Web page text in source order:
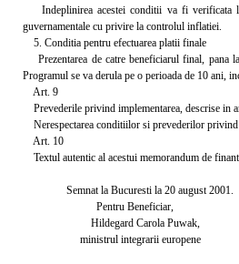
Indeplinirea acestei conditii va fi verificata
guvernamentale cu privire la controlul inflatiei.
5. Conditia pentru efectuarea platii finale
Prezentarea de catre beneficiarul final, pana
Programul se va derula pe o perioada de 10 ani,
Art. 9
Prevederile privind implementarea, descrise in
Nerespectarea conditiilor si prevederilor
Art. 10
Textul autentic al acestui memorandum de
Semnat la Bucuresti la 20 august 2001.
Pentru Beneficiar,
Hildegard Carola Puwak,
ministrul integrarii europene